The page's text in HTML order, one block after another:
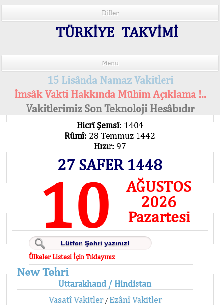
Diller
TÜRKİYE TAKVİMİ
Menü
15 Lisânda Namaz Vakitleri
İmsâk Vakti Hakkında Mühim Açıklama !..
Vakitlerimiz Son Teknoloji Hesâbıdır
Hicrî Şemsî: 1404
Rûmî: 28 Temmuz 1442
Hızır: 97
27 SAFER 1448
10
AĞUSTOS
2026
Pazartesi
Ülkeler Listesi İçin Tıklayınız
New Tehri
Uttarakhand / Hindistan
Vasatî Vakitler/ Ezânî Vakitler